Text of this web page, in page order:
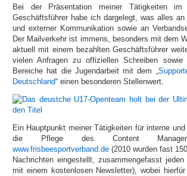
Bei der Präsentation meiner Tätigkeiten
Geschäftsführer habe ich dargelegt, was alles
und externer Kommunikation sowie an
Der Mailverkehr ist immens, besonders mit dem
aktuell mit einem bezahlten Geschäftsführer
vielen Anfragen zu offiziellen Schreiben
Bereiche hat die Jugendarbeit mit dem „
Deutschland“ einen besonderen Stellenwert.
Ein Hauptpunkt meiner Tätigkeiten für interne
die Pflege des Content
www.frisbeesportverband.de (2010 wurden fast
Nachrichten eingestellt, zusammengefasst
mit einem kostenlosen Newsletter), wobei